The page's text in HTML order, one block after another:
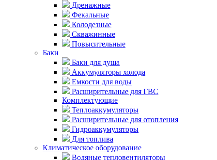
Дренажные
Фекальные
Колодезные
Скважинные
Повысительные
Баки
Баки для душа
Аккумуляторы холода
Емкости для воды
Расширительные для ГВС
Комплектующие
Теплоаккумуляторы
Расширительные для отопления
Гидроаккумуляторы
Для топлива
Климатическое оборудование
Водяные тепловентиляторы